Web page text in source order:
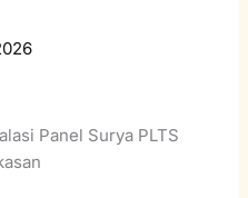
Panel Surya PLTS